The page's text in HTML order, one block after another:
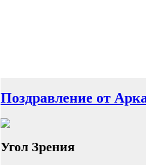
Поздравление от
Угол Зрения